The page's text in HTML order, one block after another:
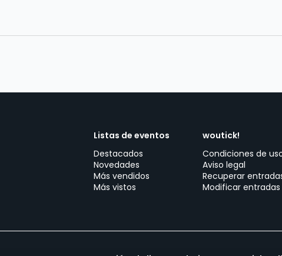
Listas de eventos
Destacados
Novedades
Más vendidos
Más vistos
woutick!
Condiciones de
Aviso legal
Recuperar
Modificar entradas